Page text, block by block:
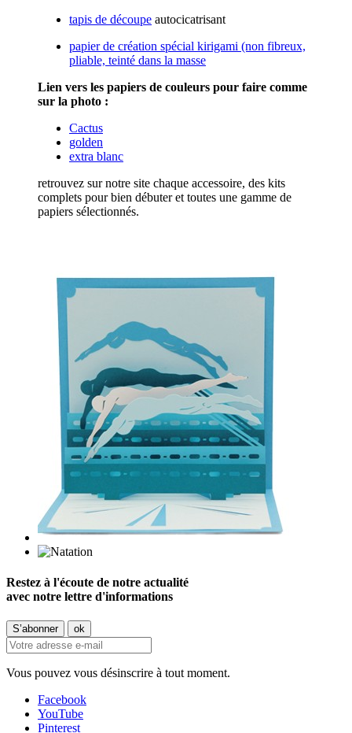
tapis de découpe autocicatrisant
papier de création spécial kirigami (non fibreux,
pliable, teinté dans la masse
Lien vers les papiers de couleurs pour faire comme
sur la photo :
Cactus
golden
extra blanc
retrouvez sur notre site chaque accessoire, des kits
complets pour bien débuter et toutes une gamme de
papiers sélectionnés.
Restez à l'écoute de notre actualité
avec notre lettre d'informations
Vous pouvez vous désinscrire à tout moment.
Facebook
YouTube
Pinterest